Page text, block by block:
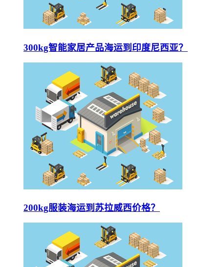
300kg智能家居产品海运到印度尼西亚？
200kg服装海运到苏拉威西价格？